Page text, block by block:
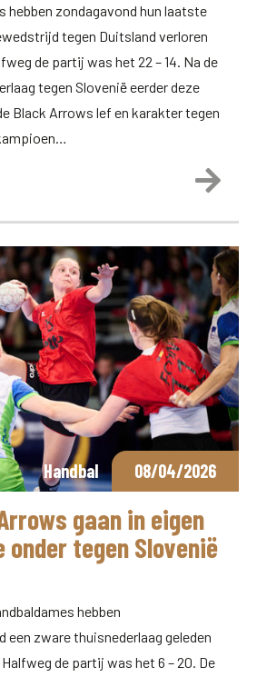
hebben zondagavond hun laatste
tegen Duitsland verloren
de partij was het 22 – 14. Na de
tegen Slovenië eerder deze
Black Arrows lef en karakter tegen
Lees
Handbal 08/04/2026
gaan in eigen
onder tegen Slovenië
hebben
een zware thuisnederlaag geleden
de partij was het 6 – 20. De